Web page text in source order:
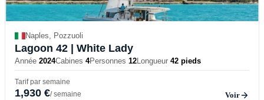
Naples, Pozzuoli
Lagoon 42 | White Lady
Année 2024Cabines 4Personnes 12Longueur 42 pieds
Tarif par semaine
1,930 €/ semaine Voir